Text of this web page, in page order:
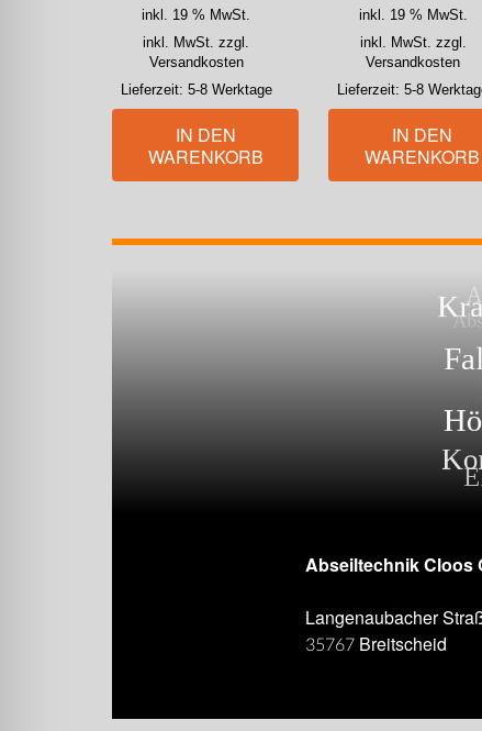
inkl. 19 % MwSt.
inkl. MwSt. zzgl.
Versandkosten
Lieferzeit: 5-8 Werktage
IN DEN
WARENKORB
inkl. 19 % MwSt.
inkl. MwSt. zzgl.
Versandkosten
Lieferzeit:5-8
IN DEN
WARENKORB
Abseiltechnik Cloos
Langenaubacher
35767 Breitscheid